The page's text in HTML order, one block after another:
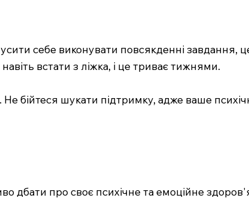
себе виконувати повсякденні завдання,
встати з ліжка, і це триває тижнями.
бійтеся шукати підтримку, адже ваше
дбати про своє психічне та емоційне